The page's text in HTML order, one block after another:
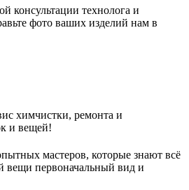
консультации технолога и
фото ваших изделий нам в
химчистки, ремонта и
и вещей!
мастеров, которые знают всё
вещи первоначальный вид и